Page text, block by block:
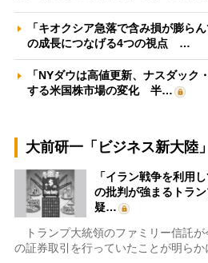
「キオクシア急落で含み損が膨ら
の成長につなげる4つの視点 …
「NYダウは高値更新、ナスダック
する米国株市場の変化 半…
大前研一「ビジネス新大陸
「イラン戦争を利用
の批判が強まるトラ
疑…
トランプ大統領のファミリー信託が
の証券取引を行っていたことが明ら